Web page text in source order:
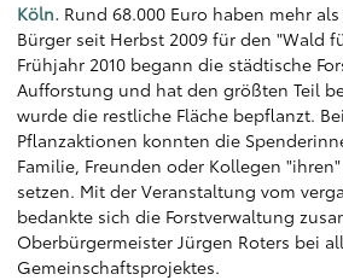
Köln. Rund 68.000 Euro haben mehr
Bürger seit Herbst 2009 für den "Wald
Frühjahr 2010 begann die städtische
Aufforstung und hat den größten Teil
wurde die restliche Fläche bepflanzt.
Pflanzaktionen konnten die
Familie, Freunden oder Kollegen
setzen. Mit der Veranstaltung vom
bedankte sich die Forstverwaltung
Oberbürgermeister Jürgen Roters bei
Gemeinschaftsprojektes.